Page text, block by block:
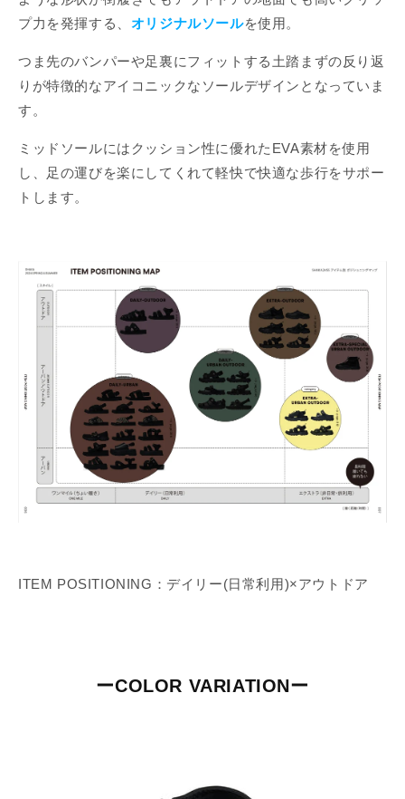
プ力を発揮する、 オリジナルソールを使用。
つま先のバンパーや足裏にフィットする土踏まずの反り返
りが特徴的なアイコニックなソールデザインとなっていま
す。
ミッドソールにはクッション性に優れたEVA素材を使用
し、足の運びを楽にしてくれて軽快で快適な歩行をサポー
トします。
ITEM POSITIONING：デイリー(日常利用)×アウトドア
ーCOLOR VARIATIONー